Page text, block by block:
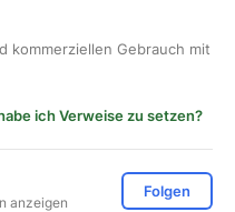
kommerziellen Gebrauch mit
ich Verweise zu setzen?
anzeigen
Folgen